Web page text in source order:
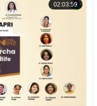
02:03:59